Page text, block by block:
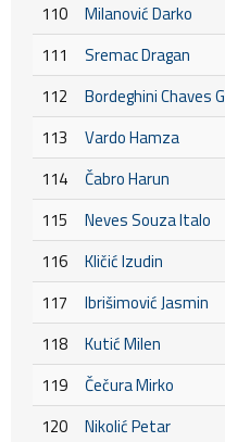
110
Milanović Darko
111
Sremac Dragan
112
Bordeghini Chaves
113
Vardo Hamza
114
Čabro Harun
115
Neves Souza Italo
116
Kličić Izudin
117
Ibrišimović Jasmin
118
Kutić Milen
119
Čečura Mirko
120
Nikolić Petar